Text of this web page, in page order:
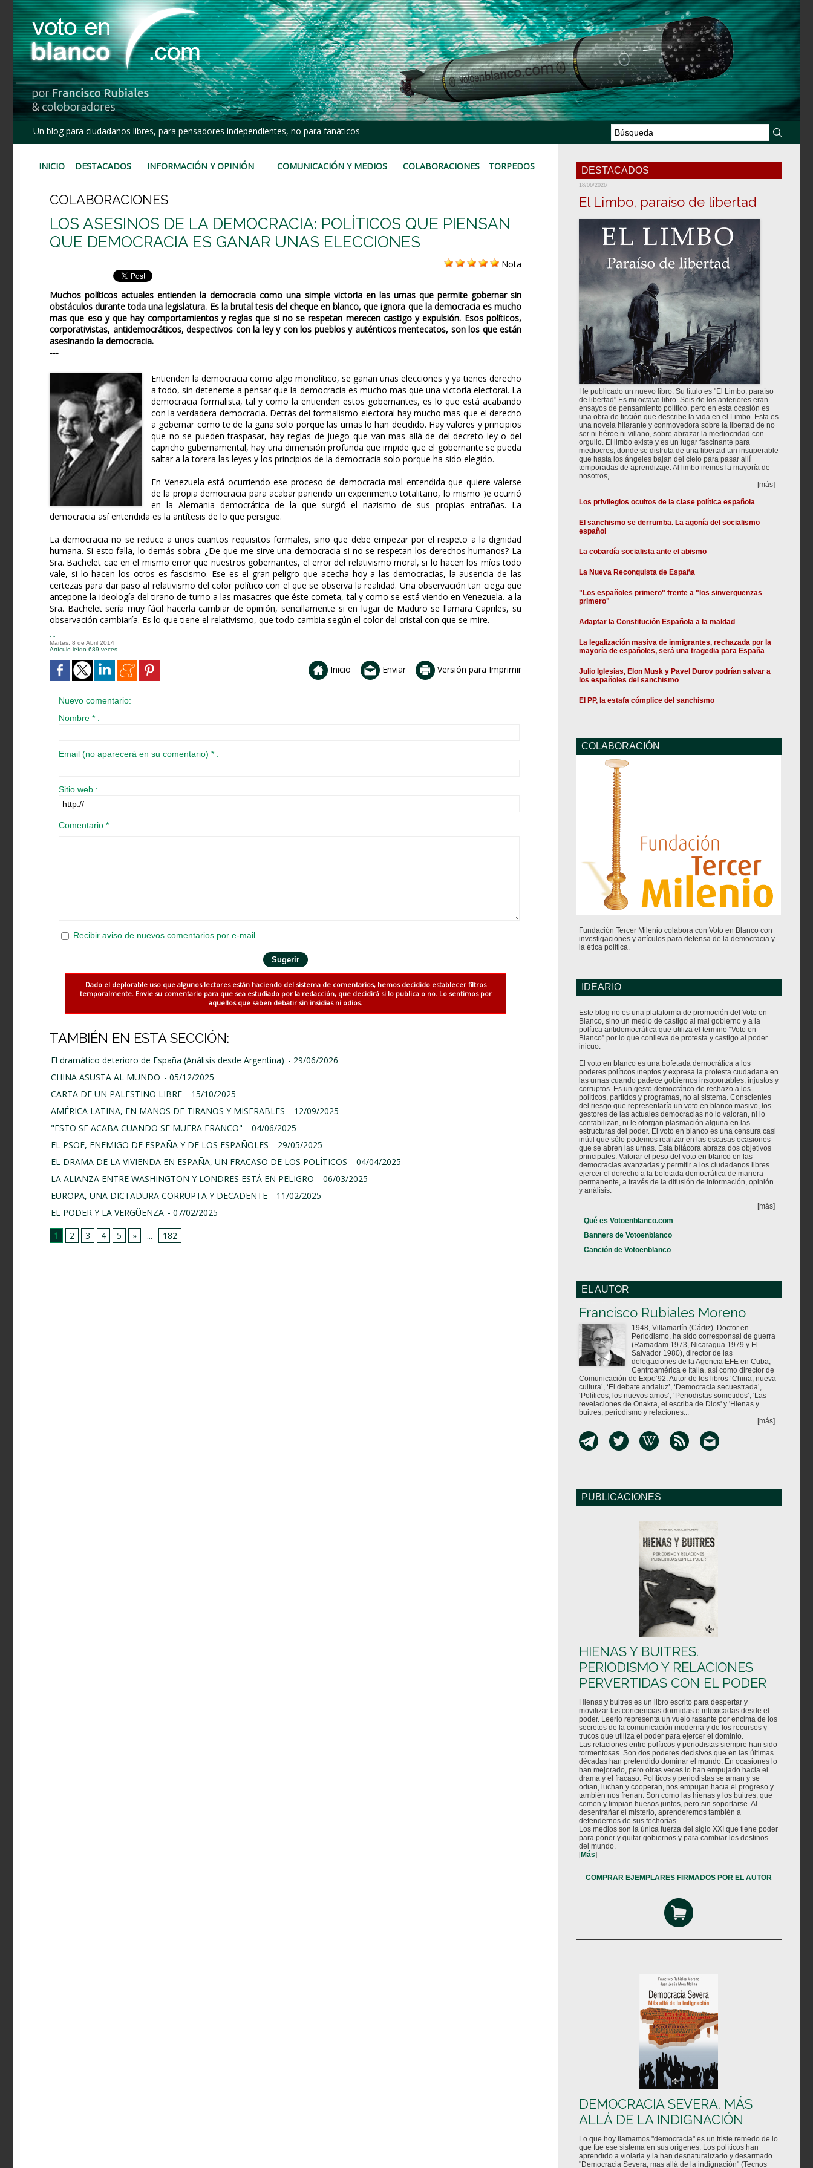
Un blog para ciudadanos libres, para pensadores independientes, no para fanáticos
INICIO DESTACADOS INFORMACIÓN Y OPINIÓN COMUNICACIÓN Y MEDIOS COLABORACIONES TORPEDOS
COLABORACIONES
LOS ASESINOS DE LA DEMOCRACIA: POLÍTICOS QUE PIENSAN
QUE DEMOCRACIA ES GANAR UNAS ELECCIONES
Nota
Muchos políticos actuales entienden la democracia como una simple victoria en las urnas que permite gobernar sin
obstáculos durante toda una legislatura. Es la brutal tesis del cheque en blanco, que ignora que la democracia es mucho
mas que eso y que hay comportamientos y reglas que si no se respetan merecen castigo y expulsión. Esos políticos,
corporativistas, antidemocráticos, despectivos con la ley y con los pueblos y auténticos mentecatos, son los que están
asesinando la democracia.
---
Entienden la democracia como algo monolítico, se ganan unas elecciones y ya tienes derecho
a todo, sin detenerse a pensar que la democracia es mucho mas que una victoria electoral. La
democracia formalista, tal y como la entienden estos gobernantes, es lo que está acabando
con la verdadera democracia. Detrás del formalismo electoral hay mucho mas que el derecho
a gobernar como te de la gana solo porque las urnas lo han decidido. Hay valores y principios
que no se pueden traspasar, hay reglas de juego que van mas allá de del decreto ley o del
capricho gubernamental, hay una dimensión profunda que impide que el gobernante se pueda
saltar a la torera las leyes y los principios de la democracia solo porque ha sido elegido.
En Venezuela está ocurriendo ese proceso de democracia mal entendida que quiere valerse
de la propia democracia para acabar pariendo un experimento totalitario, lo mismo )e ocurrió
en la Alemania democrática de la que surgió el nazismo de sus propias entrañas. La
democracia así entendida es la antítesis de lo que persigue.
La democracia no se reduce a unos cuantos requisitos formales, sino que debe empezar por el respeto a la dignidad
humana. Si esto falla, lo demás sobra. ¿De que me sirve una democracia si no se respetan los derechos humanos? La
Sra. Bachelet cae en el mismo error que nuestros gobernantes, el error del relativismo moral, si lo hacen los míos todo
vale, si lo hacen los otros es fascismo. Ese es el gran peligro que acecha hoy a las democracias, la ausencia de las
certezas para dar paso al relativismo del color político con el que se observa la realidad. Una observación tan ciega que
antepone la ideología del tirano de turno a las masacres que éste cometa, tal y como se está viendo en Venezuela. a la
Sra. Bachelet sería muy fácil hacerla cambiar de opinión, sencillamente si en lugar de Maduro se llamara Capriles, su
observación cambiaría. Es lo que tiene el relativismo, que todo cambia según el color del cristal con que se mire.
- -
Martes, 8 de Abril 2014
Artículo leído 689 veces
Inicio Enviar Versión para Imprimir
Nuevo comentario:
Nombre * :
Email (no aparecerá en su comentario) * :
Sitio web :
Comentario * :
Recibir aviso de nuevos comentarios por e-mail
Dado el deplorable uso que algunos lectores están haciendo del sistema de comentarios, hemos decidido establecer filtros
temporalmente. Envie su comentario para que sea estudiado por la redacción, que decidirá si lo publica o no. Lo sentimos por
aquellos que saben debatir sin insidias ni odios.
TAMBIÉN EN ESTA SECCIÓN:
El dramático deterioro de España (Análisis desde Argentina) - 29/06/2026
CHINA ASUSTA AL MUNDO - 05/12/2025
CARTA DE UN PALESTINO LIBRE - 15/10/2025
AMÉRICA LATINA, EN MANOS DE TIRANOS Y MISERABLES - 12/09/2025
"ESTO SE ACABA CUANDO SE MUERA FRANCO" - 04/06/2025
EL PSOE, ENEMIGO DE ESPAÑA Y DE LOS ESPAÑOLES - 29/05/2025
EL DRAMA DE LA VIVIENDA EN ESPAÑA, UN FRACASO DE LOS POLÍTICOS - 04/04/2025
LA ALIANZA ENTRE WASHINGTON Y LONDRES ESTÁ EN PELIGRO - 06/03/2025
EUROPA, UNA DICTADURA CORRUPTA Y DECADENTE - 11/02/2025
EL PODER Y LA VERGÜENZA - 07/02/2025
1
2 3 4 5 » ... 182
DESTACADOS
18/06/2026
El Limbo, paraíso de libertad
He publicado un nuevo libro. Su título es "El Limbo, paraíso
de libertad" Es mi octavo libro. Seis de los anteriores eran
ensayos de pensamiento político, pero en esta ocasión es
una obra de ficción que describe la vida en el Limbo. Esta es
una novela hilarante y conmovedora sobre la libertad de no
ser ni héroe ni villano, sobre abrazar la mediocridad con
orgullo. El limbo existe y es un lugar fascinante para
mediocres, donde se disfruta de una libertad tan insuperable
que hasta los ángeles bajan del cielo para pasar allí
temporadas de aprendizaje. Al limbo iremos la mayoría de
nosotros,...
[más]
Los privilegios ocultos de la clase política española
El sanchismo se derrumba. La agonía del socialismo
español
La cobardía socialista ante el abismo
La Nueva Reconquista de España
"Los españoles primero" frente a "los sinvergüenzas
primero"
Adaptar la Constitución Española a la maldad
La legalización masiva de inmigrantes, rechazada por la
mayoría de españoles, será una tragedia para España
Julio Iglesias, Elon Musk y Pavel Durov podrían salvar a
los españoles del sanchismo
El PP, la estafa cómplice del sanchismo
COLABORACIÓN
Fundación Tercer Milenio colabora con Voto en Blanco con
investigaciones y artículos para defensa de la democracia y
la ética política.
IDEARIO
Este blog no es una plataforma de promoción del Voto en
Blanco, sino un medio de castigo al mal gobierno y a la
política antidemocrática que utiliza el termino “Voto en
Blanco” por lo que conlleva de protesta y castigo al poder
inicuo.
El voto en blanco es una bofetada democrática a los
poderes políticos ineptos y expresa la protesta ciudadana en
las urnas cuando padece gobiernos insoportables, injustos y
corruptos. Es un gesto democrático de rechazo a los
políticos, partidos y programas, no al sistema. Conscientes
del riesgo que representaría un voto en blanco masivo, los
gestores de las actuales democracias no lo valoran, ni lo
contabilizan, ni le otorgan plasmación alguna en las
estructuras del poder. El voto en blanco es una censura casi
inútil que sólo podemos realizar en las escasas ocasiones
que se abren las urnas. Esta bitácora abraza dos objetivos
principales: Valorar el peso del voto en blanco en las
democracias avanzadas y permitir a los ciudadanos libres
ejercer el derecho a la bofetada democrática de manera
permanente, a través de la difusión de información, opinión
y análisis.
[más]
Qué es Votoenblanco.com
Banners de Votoenblanco
Canción de Votoenblanco
EL AUTOR
Francisco Rubiales Moreno
1948, Villamartín (Cádiz). Doctor en
Periodismo, ha sido corresponsal de guerra
(Ramadam 1973, Nicaragua 1979 y El
Salvador 1980), director de las
delegaciones de la Agencia EFE en Cuba,
Centroamérica e Italia, así como director de
Comunicación de Expo’92. Autor de los libros ‘China, nueva
cultura’, ‘El debate andaluz’, ‘Democracia secuestrada’,
‘Políticos, los nuevos amos’, ‘Periodistas sometidos’, 'Las
revelaciones de Onakra, el escriba de Dios' y 'Hienas y
buitres, periodismo y relaciones...
[más]
PUBLICACIONES
HIENAS Y BUITRES.
PERIODISMO Y RELACIONES
PERVERTIDAS CON EL PODER
Hienas y buitres es un libro escrito para despertar y
movilizar las conciencias dormidas e intoxicadas desde el
poder. Leerlo representa un vuelo rasante por encima de los
secretos de la comunicación moderna y de los recursos y
trucos que utiliza el poder para ejercer el dominio.
Las relaciones entre políticos y periodistas siempre han sido
tormentosas. Son dos poderes decisivos que en las últimas
décadas han pretendido dominar el mundo. En ocasiones lo
han mejorado, pero otras veces lo han empujado hacia el
drama y el fracaso. Políticos y periodistas se aman y se
odian, luchan y cooperan, nos empujan hacia el progreso y
también nos frenan. Son como las hienas y los buitres, que
comen y limpian huesos juntos, pero sin soportarse. Al
desentrañar el misterio, aprenderemos también a
defendernos de sus fechorías.
Los medios son la única fuerza del siglo XXI que tiene poder
para poner y quitar gobiernos y para cambiar los destinos
del mundo.
[Más]
COMPRAR EJEMPLARES FIRMADOS POR EL AUTOR
DEMOCRACIA SEVERA. MÁS
ALLÁ DE LA INDIGNACIÓN
Lo que hoy llamamos "democracia" es un triste remedo de lo
que fue ese sistema en sus orígenes. Los políticos han
aprendido a violarla y la han desnaturalizado y desarmado.
"Democracia Severa, mas allá de la indignación" (Tecnos